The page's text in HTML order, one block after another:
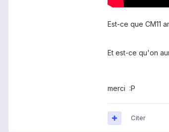
Est-ce que CM11
Et est-ce qu'on
merci :P
Citer